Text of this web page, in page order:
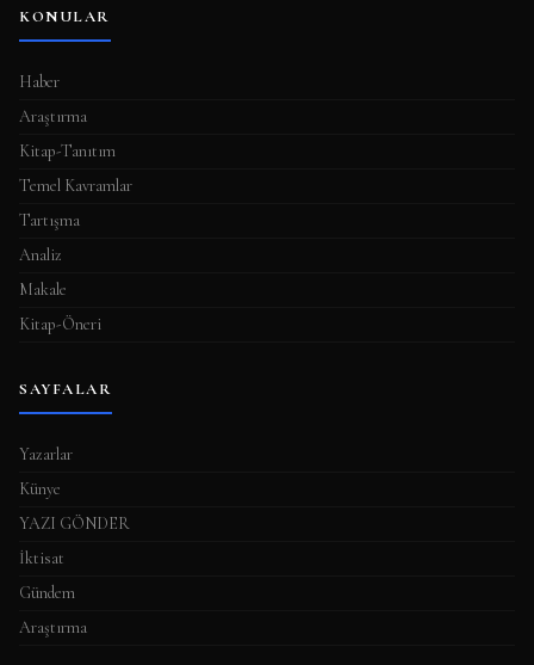
KONULAR
Haber
Araştırma
Kitap-Tanıtım
Temel Kavramlar
Tartışma
Analiz
Makale
Kitap-Öneri
SAYFALAR
Yazarlar
Künye
YAZI GÖNDER
İktisat
Gündem
Araştırma